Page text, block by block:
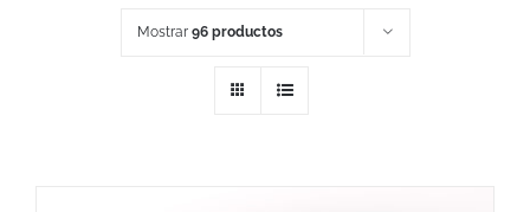
Mostrar 96 productos